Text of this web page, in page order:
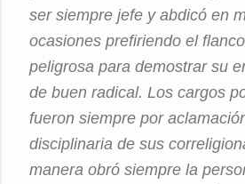
ser siempre jefe y abdicó en
ocasiones prefiriendo el
peligrosa para demostrar su
de buen radical. Los cargos
fueron siempre por
disciplinaria de sus
manera obró siempre la